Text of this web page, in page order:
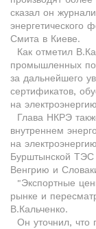
сказал он
энергетического
Смита в Киеве.
Как отметил
промышленных
за дальнейшего
сертификатов,
на
Глава НКРЭ
внутреннем
на
Бурштынской
Венгрию и
"Экспортные
рынке и
В.Кальченко.
Он уточнил, что